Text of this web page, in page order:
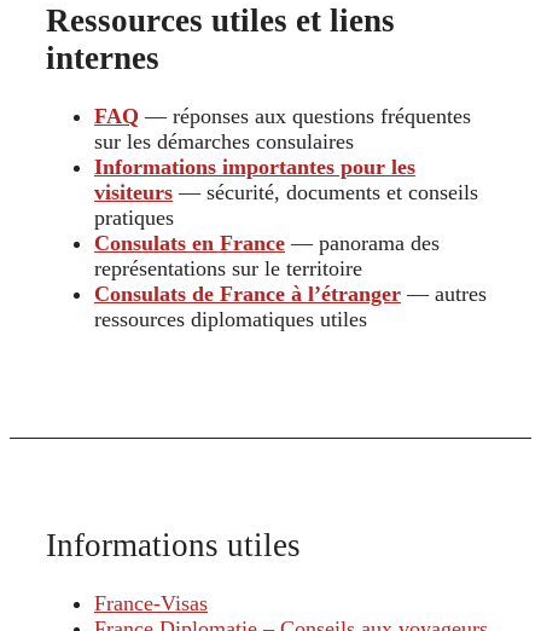
Ressources utiles et liens
internes
FAQ — réponses aux questions fréquentes
sur les démarches consulaires
Informations importantes pour les
visiteurs — sécurité, documents et conseils
pratiques
Consulats en France — panorama des
représentations sur le territoire
Consulats de France à l’étranger — autres
ressources diplomatiques utiles
Informations utiles
France-Visas